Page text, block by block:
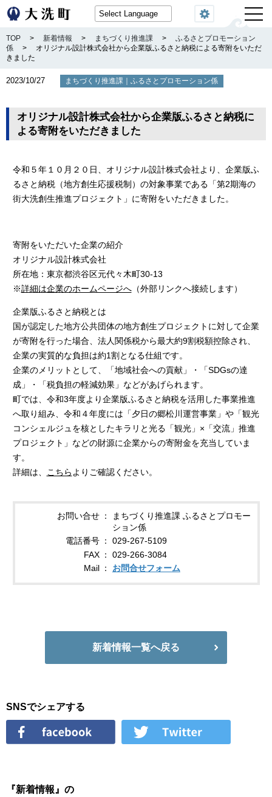
閲覧機能
TOP > 新着情報 > まちづくり推進課 >
ふるさとプロモーション
係
>
オリジナル設計株式会社から企業版ふるさと納税による寄附をいただ
きました
2023/10/27 まちづくり推進課 ｜ふるさとプロモーション係
オリジナル設計株式会社から企業版ふるさと納税に
よる寄附をいただきました
令和５年１０月２０日、オリジナル設計株式会社より、企業版ふ
るさと納税（地方創生応援税制）の対象事業である「第2期海の
街大洗創生推進プロジェクト」に寄附をいただきました。
寄附をいただいた企業の紹介
オリジナル設計株式会社
所在地：東京都渋谷区元代々木町30-13
※詳細は企業のホームページへ（外部リンクへ接続します）
企業版ふるさと納税とは
国が認定した地方公共団体の地方創生プロジェクトに対して企業
が寄附を行った場合、法人関係税から最大約9割税額控除され、
企業の実質的な負担は約1割となる仕組です。
企業のメリットとして、「地域社会への貢献」・「SDGsの達
成」・「税負担の軽減効果」などがあげられます。
町では、令和3年度より企業版ふるさと納税を活用した事業推進
へ取り組み、令和４年度には「夕日の郷松川運営事業」や「観光
コンシェルジュを核としたキラリと光る「観光」×「交流」推進
プロジェクト」などの財源に企業からの寄附金を充当していま
す。
詳細は、 こちらよりご確認ください。
お問い合せ
まちづくり推進課 ふるさとプロモー
ション係
電話番号
029-267-5109
FAX
029-266-3084
Mail
お問合せフォーム
新着情報一覧へ戻る
SNSでシェアする
『新着情報』の